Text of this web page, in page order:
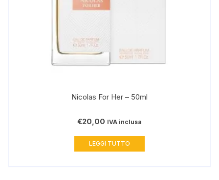
Nicolas For Her – 50ml
€20,00 IVA inclusa
LEGGI TUTTO